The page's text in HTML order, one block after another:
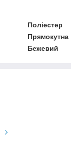
Поліестер
Прямокутна
Бежевий